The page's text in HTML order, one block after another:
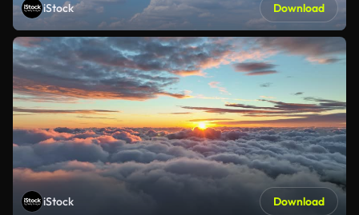
iStock Download
iStock Download